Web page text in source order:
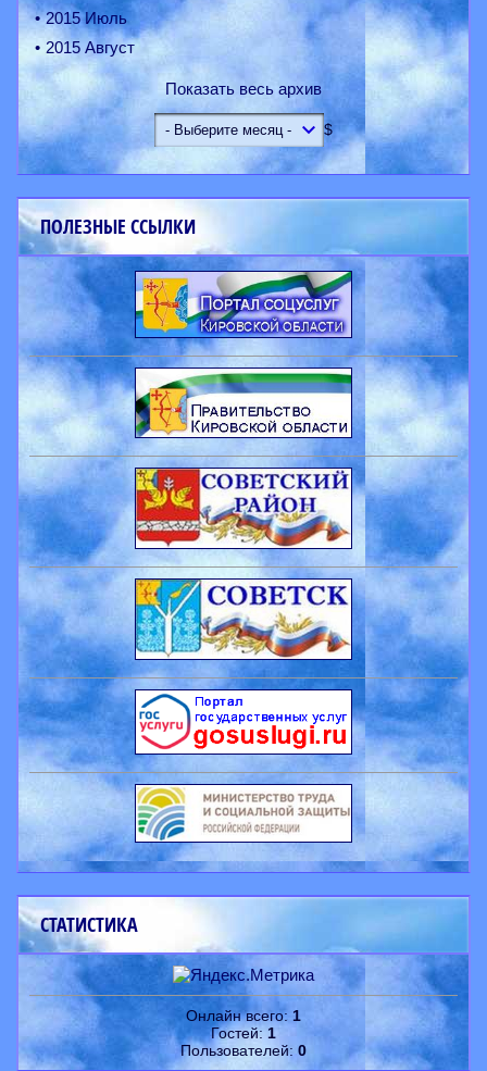
2015 Июль
2015 Август
Показать весь архив
$
ПОЛЕЗНЫЕ ССЫЛКИ
СТАТИСТИКА
Онлайн всего: 1
Гостей:1
Пользователей: 0